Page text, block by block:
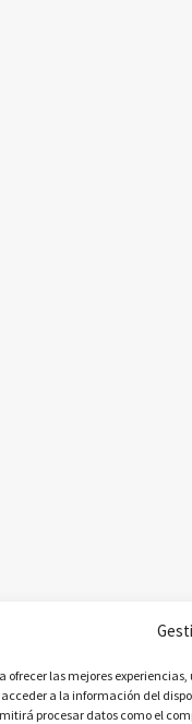
ofrecer las mejores
a la información del
procesar datos como el